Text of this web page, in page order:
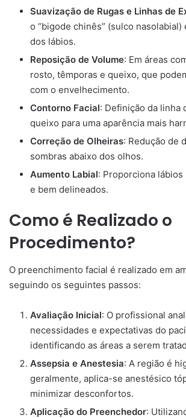
Suavização de Rugas e Linhas de
o “bigode chinês” (sulco
dos lábios.​
Reposição de Volume: Em áreas
rosto, têmporas e queixo, que
com o envelhecimento.​
Contorno Facial: Definição da linha
queixo para uma aparência mais
Correção de Olheiras: Redução de
sombras abaixo dos olhos.​
Aumento Labial: Proporciona
e bem delineados.​
Como é Realizado o
Procedimento?
O preenchimento facial é realizado em
seguindo os seguintes passos:
Avaliação Inicial: O profissional
necessidades e expectativas do
identificando as áreas a serem
Assepsia e Anestesia: A região é
geralmente, aplica-se anestésico
minimizar desconfortos.​
Aplicação do Preenchedor: